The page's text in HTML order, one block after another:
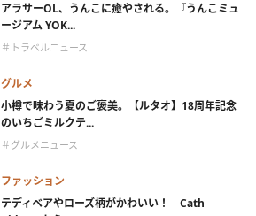
アラサーOL、うんこに癒やされる。『うんこミュ
ージアム YOK...
＃トラベルニュース
グルメ
小樽で味わう夏のご褒美。【ルタオ】18周年記念
のいちごミルクテ...
＃グルメニュース
ファッション
テディベアやローズ柄がかわいい！ Cath